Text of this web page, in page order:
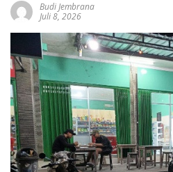
Budi Jembrana
Juli 8, 2026